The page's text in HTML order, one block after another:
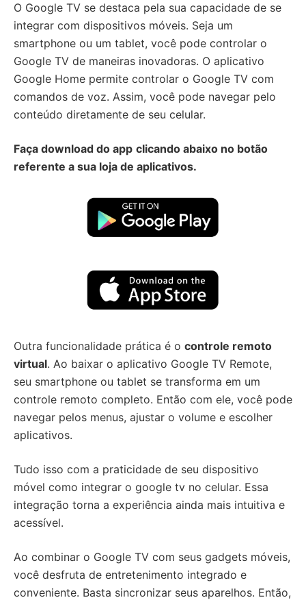
O Google TV se destaca pela sua capacidade de se
integrar com dispositivos móveis. Seja um
smartphone ou um tablet, você pode controlar o
Google TV de maneiras inovadoras. O aplicativo
Google Home permite controlar o Google TV com
comandos de voz. Assim, você pode navegar pelo
conteúdo diretamente de seu celular.
Faça download do app clicando abaixo no botão
referente a sua loja de aplicativos.
Outra funcionalidade prática é o controle remoto
virtual. Ao baixar o aplicativo Google TV Remote,
seu smartphone ou tablet se transforma em um
controle remoto completo. Então com ele, você pode
navegar pelos menus, ajustar o volume e escolher
aplicativos.
Tudo isso com a praticidade de seu dispositivo
móvel como integrar o google tv no celular. Essa
integração torna a experiência ainda mais intuitiva e
acessível.
Ao combinar o Google TV com seus gadgets móveis,
você desfruta de entretenimento integrado e
conveniente. Basta sincronizar seus aparelhos. Então,